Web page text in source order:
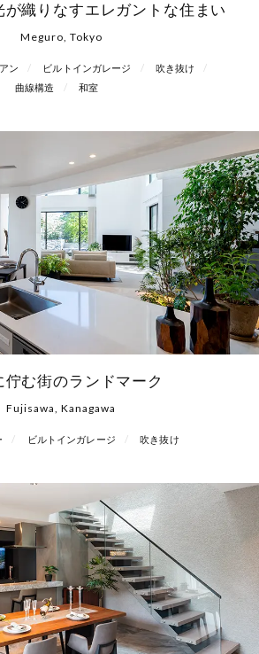
が織りなすエレガントな住まい
Meguro, Tokyo
ン ビルトインガレージ
吹き抜け
曲線構造
和室
佇む街のランドマーク
Fujisawa, Kanagawa
ビルトインガレージ 吹き抜け